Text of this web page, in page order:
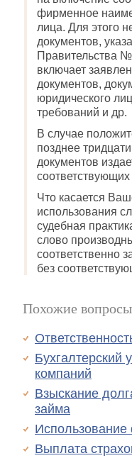
фирменное
лица. Для этого
документов,
Правительства
включает
документов,
юридического
требований и др.
В случае
позднее
документов
Что касается
использования
судебная
слово
соответственно
без
Похожие вопросы
Бухгалтерский
компаний
Взыскание
займа
Выплата